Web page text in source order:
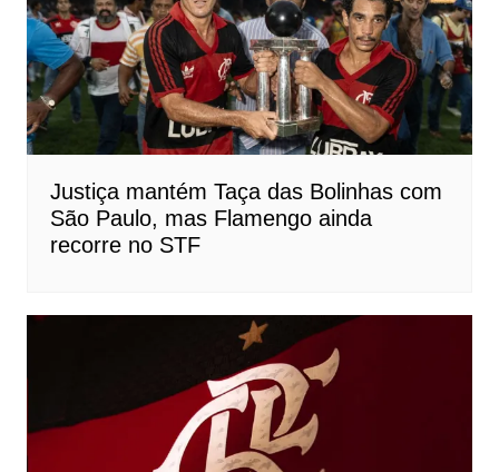
Justiça mantém Taça das Bolinhas com
São Paulo, mas Flamengo ainda
recorre no STF